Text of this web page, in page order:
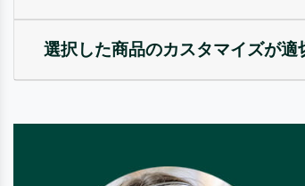
選択した商品のカスタマイズが適